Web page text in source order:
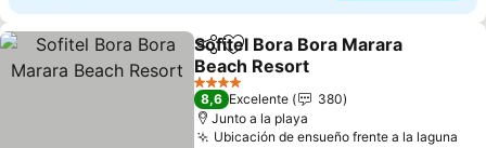
CompartirAñadir a favoritos
Sofitel Bora Bora Marara
Beach Resort
4 Estrellas
8,6 Excelente
380
Junto a la playa
Ubicación de ensueño frente a la laguna